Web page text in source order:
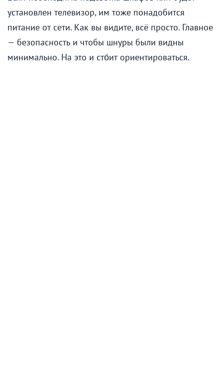
установлен телевизор, им тоже понадобится
питание от сети. Как вы видите, всё просто. Главное
— безопасность и чтобы шнуры были видны
минимально. На это и сто́ит ориентироваться.